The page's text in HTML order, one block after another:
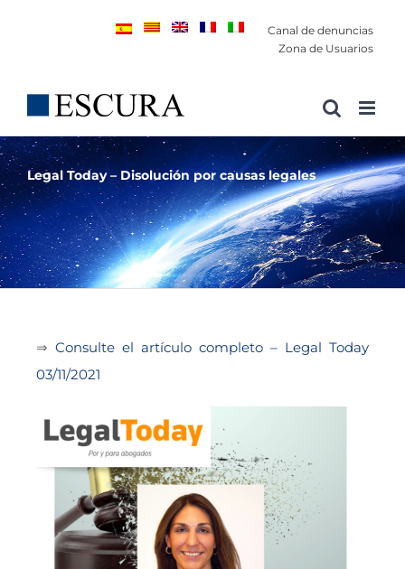
Canal de denuncias
Zona de Usuarios
Legal Today – Disolución por causas legales
⇒ Consulte el artículo completo – Legal Today
03/11/2021